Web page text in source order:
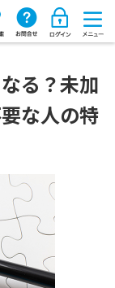
る？未加
な人の特